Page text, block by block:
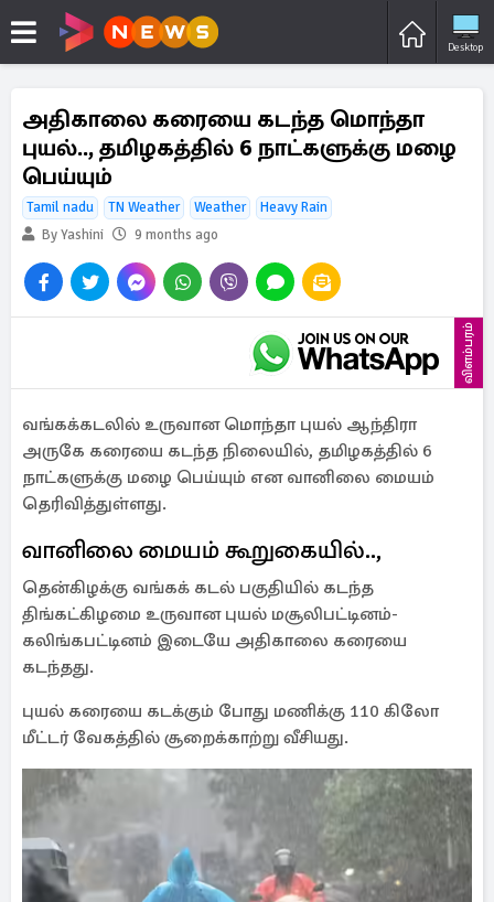
Desktop
அதிகாலை கரையை கடந்த மொந்தா
புயல்.., தமிழகத்தில் 6 நாட்களுக்கு மழை
பெய்யும்
Tamil nadu TN Weather Weather
Heavy Rain
By Yashini
9 months ago
விளம்பரம்
வங்கக்கடலில் உருவான மொந்தா புயல் ஆந்திரா
அருகே கரையை கடந்த நிலையில், தமிழகத்தில் 6
நாட்களுக்கு மழை பெய்யும் என வானிலை மையம்
தெரிவித்துள்ளது.
வானிலை மையம் கூறுகையில்..,
தென்கிழக்கு வங்கக் கடல் பகுதியில் கடந்த
திங்கட்கிழமை உருவான புயல் மசூலிபட்டினம்-
கலிங்கபட்டினம் இடையே அதிகாலை கரையை
கடந்தது.
புயல் கரையை கடக்கும் போது மணிக்கு 110 கிலோ
மீட்டர் வேகத்தில் சூறைக்காற்று வீசியது.